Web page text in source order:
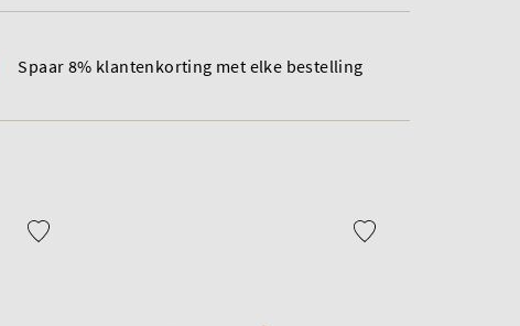
Spaar 8% klantenkorting met elke bestelling